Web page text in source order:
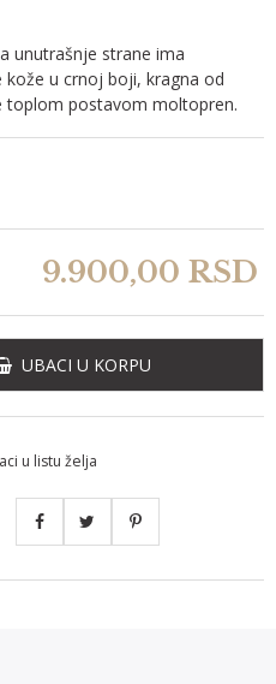
unutrašnje strane ima
u crnoj boji, kragna od
toplom postavom moltopren.
9.900,00 RSD
UBACI U KORPU
u listu želja